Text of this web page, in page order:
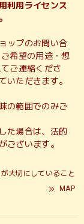
利用ライセンス
ップのお問い合
希望の用途・想
ご連絡くださ
いただきます。
の範囲でのみご
た場合は、法的
ございます。
大切にしていること
MAP